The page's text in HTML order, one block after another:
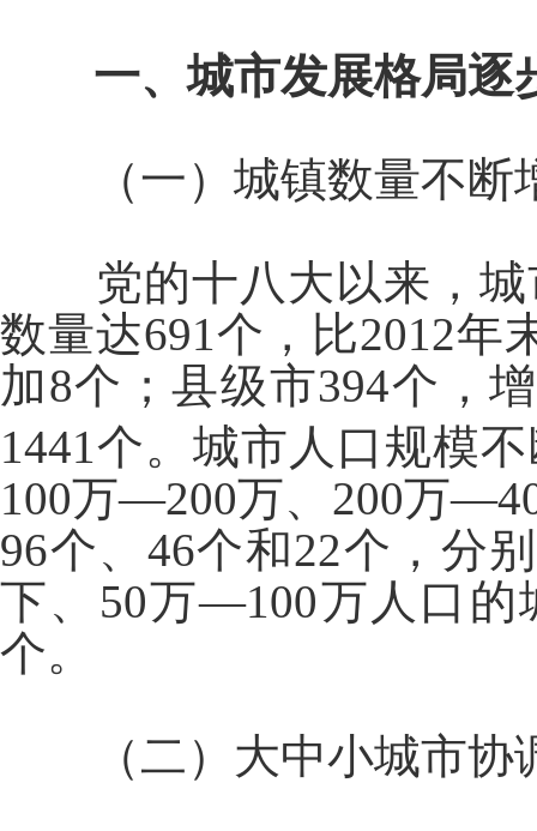
一、城市发展格局逐
（一）城镇数量不
党的十八大以来，
数量达691个，比2012年
加8个；县级市394个，
1441个。城市人口规模
100万—200万、200万
96个、46个和22个，分
下、50万—100万人口的
个。
（二）大中小城市